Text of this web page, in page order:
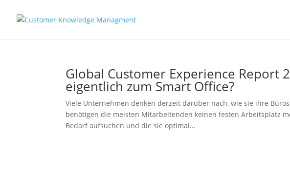
Global Customer Experience Report
eigentlich zum Smart Office?
Viele Unternehmen denken derzeit darüber nach, wie sie ihre
benötigen die meisten Mitarbeitenden keinen festen Arbeitsplatz
Bedarf aufsuchen und die sie optimal...